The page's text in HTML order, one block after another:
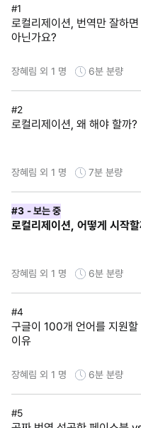
#1
로컬리제이션, 번역만 잘하면
아닌가요?
장혜림 외 1 명 6분 분량
#2
로컬리제이션, 왜 해야 할까?
장혜림 외 1 명 7분 분량
#3 - 보는 중
로컬리제이션, 어떻게 시작
장혜림 외 1 명 6분 분량
#4
구글이 100개 언어를 지원할
이유
장혜림 외 1 명 6분 분량
#5